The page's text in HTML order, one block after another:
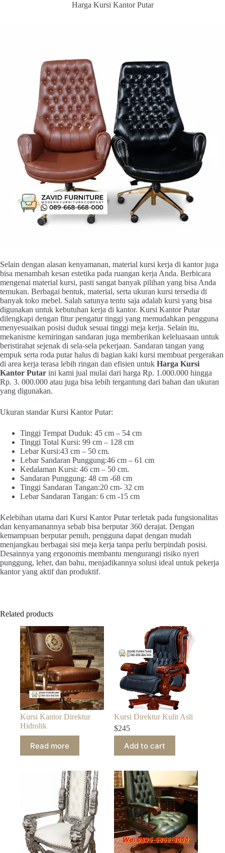
Harga Kursi Kantor Putar
Selain dengan alasan kenyamanan, material kursi kerja di kantor juga
bisa menambah kesan estetika pada ruangan kerja Anda. Berbicara
mengenai material kursi, pasti sangat banyak pilihan yang bisa Anda
temukan. Berbagai bentuk, material, serta ukuran kursi tersedia di
banyak toko mebel. Salah satunya tentu saja adalah kursi yang bisa
digunakan untuk kebutuhan kerja di kantor. Kursi Kantor Putar
dilengkapi dengan fitur pengatur tinggi yang memudahkan pengguna
menyesuaikan posisi duduk sesuai tinggi meja kerja. Selain itu,
mekanisme kemiringan sandaran juga memberikan keleluasaan untuk
beristirahat sejenak di sela-sela pekerjaan. Sandaran tangan yang
empuk serta roda putar halus di bagian kaki kursi membuat pergerakan
di area kerja terasa lebih ringan dan efisien untuk Harga Kursi
Kantor Putar ini kami jual mulai dari harga Rp. 1.000.000 hingga
Rp. 3. 000.000 atau juga bisa lebih tergantung dari bahan dan ukuran
yang digunakan.
Ukuran standar Kursi Kantor Putar:
Tinggi Tempat Duduk: 45 cm – 54 cm
Tinggi Total Kursi: 99 cm – 128 cm
Lebar Kursi:43 cm – 50 cm.
Lebar Sandaran Punggung:46 cm – 61 cm
Kedalaman Kursi: 46 cm – 50 cm.
Sandaran Punggung: 48 cm -68 cm
Tinggi Sandaran Tangan:20 cm- 32 cm
Lebar Sandaran Tangan: 6 cm -15 cm
Kelebihan utama dari Kursi Kantor Putar terletak pada fungsionalitas
dan kenyamanannya sebab bisa berputar 360 derajat. Dengan
kemampuan berputar penuh, pengguna dapat dengan mudah
menjangkau berbagai sisi meja kerja tanpa perlu berpindah posisi.
Desainnya yang ergonomis membantu mengurangi risiko nyeri
punggung, leher, dan bahu, menjadikannya solusi ideal untuk pekerja
kantor yang aktif dan produktif.
Related products
Kursi Kantor Direktur
Hidrolik
Read more
Kursi Direktur Kulit Asli
$245
Add to cart